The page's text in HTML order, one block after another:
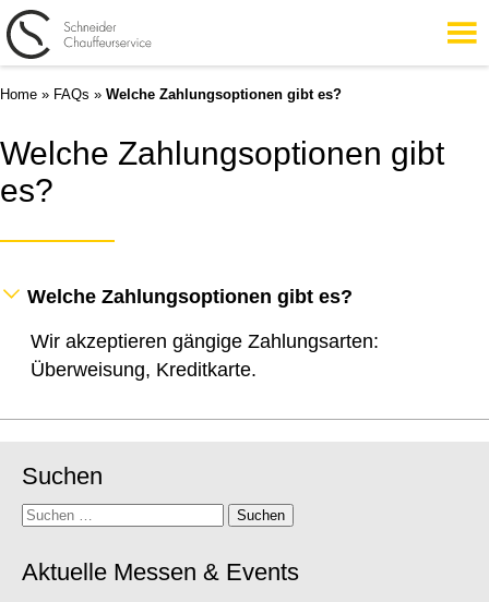
Home » FAQs » Welche Zahlungsoptionen gibt es?
Welche Zahlungsoptionen gibt
es?
Welche Zahlungsoptionen gibt es?
Wir akzeptieren gängige Zahlungsarten:
Überweisung, Kreditkarte.
Suchen
Suche Suchen
Aktuelle Messen & Events